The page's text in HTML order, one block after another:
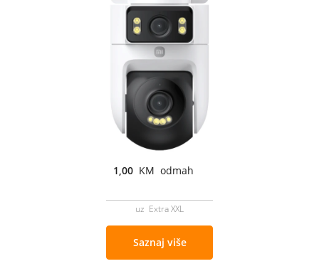
1,00 KM odmah
uz Extra XXL
Saznaj više